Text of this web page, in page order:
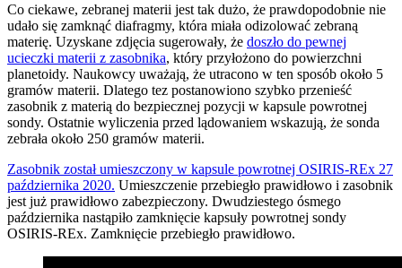
Co ciekawe, zebranej materii jest tak dużo, że prawdopodobnie nie
udało się zamknąć diafragmy, która miała odizolować zebraną
materię. Uzyskane zdjęcia sugerowały, że doszło do pewnej
ucieczki materii z zasobnika, który przyłożono do powierzchni
planetoidy. Naukowcy uważają, że utracono w ten sposób około 5
gramów materii. Dlatego tez postanowiono szybko przenieść
zasobnik z materią do bezpiecznej pozycji w kapsule powrotnej
sondy. Ostatnie wyliczenia przed lądowaniem wskazują, że sonda
zebrała około 250 gramów materii.
Zasobnik został umieszczony w kapsule powrotnej OSIRIS-REx 27
października 2020. Umieszczenie przebiegło prawidłowo i zasobnik
jest już prawidłowo zabezpieczony. Dwudziestego ósmego
października nastąpiło zamknięcie kapsuły powrotnej sondy
OSIRIS-REx. Zamknięcie przebiegło prawidłowo.